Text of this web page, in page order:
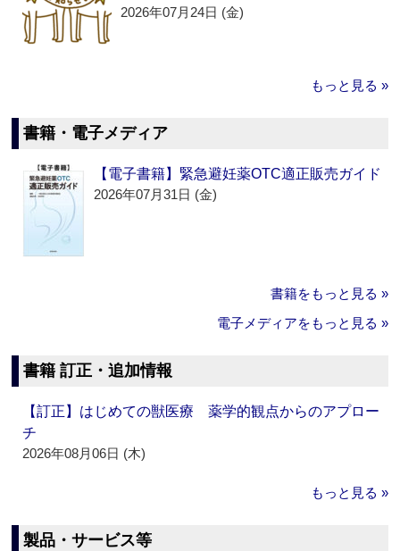
2026年07月24日 (金)
もっと見る »
書籍・電子メディア
【電子書籍】緊急避妊薬OTC適正販売ガイド
2026年07月31日 (金)
書籍をもっと見る »
電子メディアをもっと見る »
書籍 訂正・追加情報
【訂正】はじめての獣医療 薬学的観点からのアプロー
チ
2026年08月06日 (木)
もっと見る »
製品・サービス等